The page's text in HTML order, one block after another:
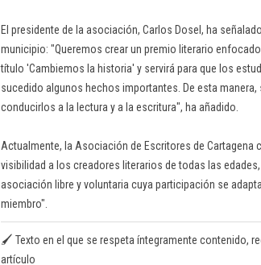
El presidente de la asociación, Carlos Dosel, ha
municipio: "Queremos crear un premio literario
título 'Cambiemos la historia' y servirá para que los
sucedido algunos hechos importantes. De esta
conducirlos a la lectura y a la escritura", ha añadido.
Actualmente, la Asociación de Escritores de Cartagena
visibilidad a los creadores literarios de todas las
asociación libre y voluntaria cuya participación se
miembro".
🖌️ Texto en el que se respeta íntegramente contenido,
artículo